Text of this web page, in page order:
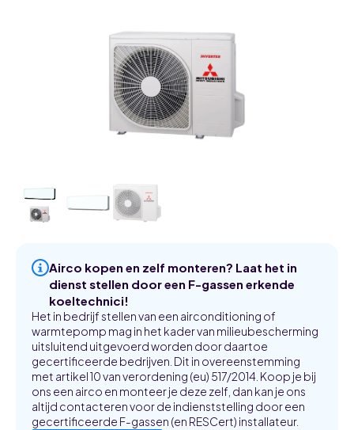
Airco kopen en zelf monteren? Laat het in
dienst stellen door een F-gassen erkende
koeltechnici!
Het in bedrijf stellen van een airconditioning of
warmtepomp mag in het kader van milieubescherming
uitsluitend uitgevoerd worden door daartoe
gecertificeerde bedrijven. Dit in overeenstemming
met artikel 10 van verordening (eu) 517/2014. Koop je bij
ons een airco en monteer je deze zelf, dan kan je ons
altijd contacteren voor de indienststelling door een
gecertificeerde F-gassen (en RESCert) installateur.